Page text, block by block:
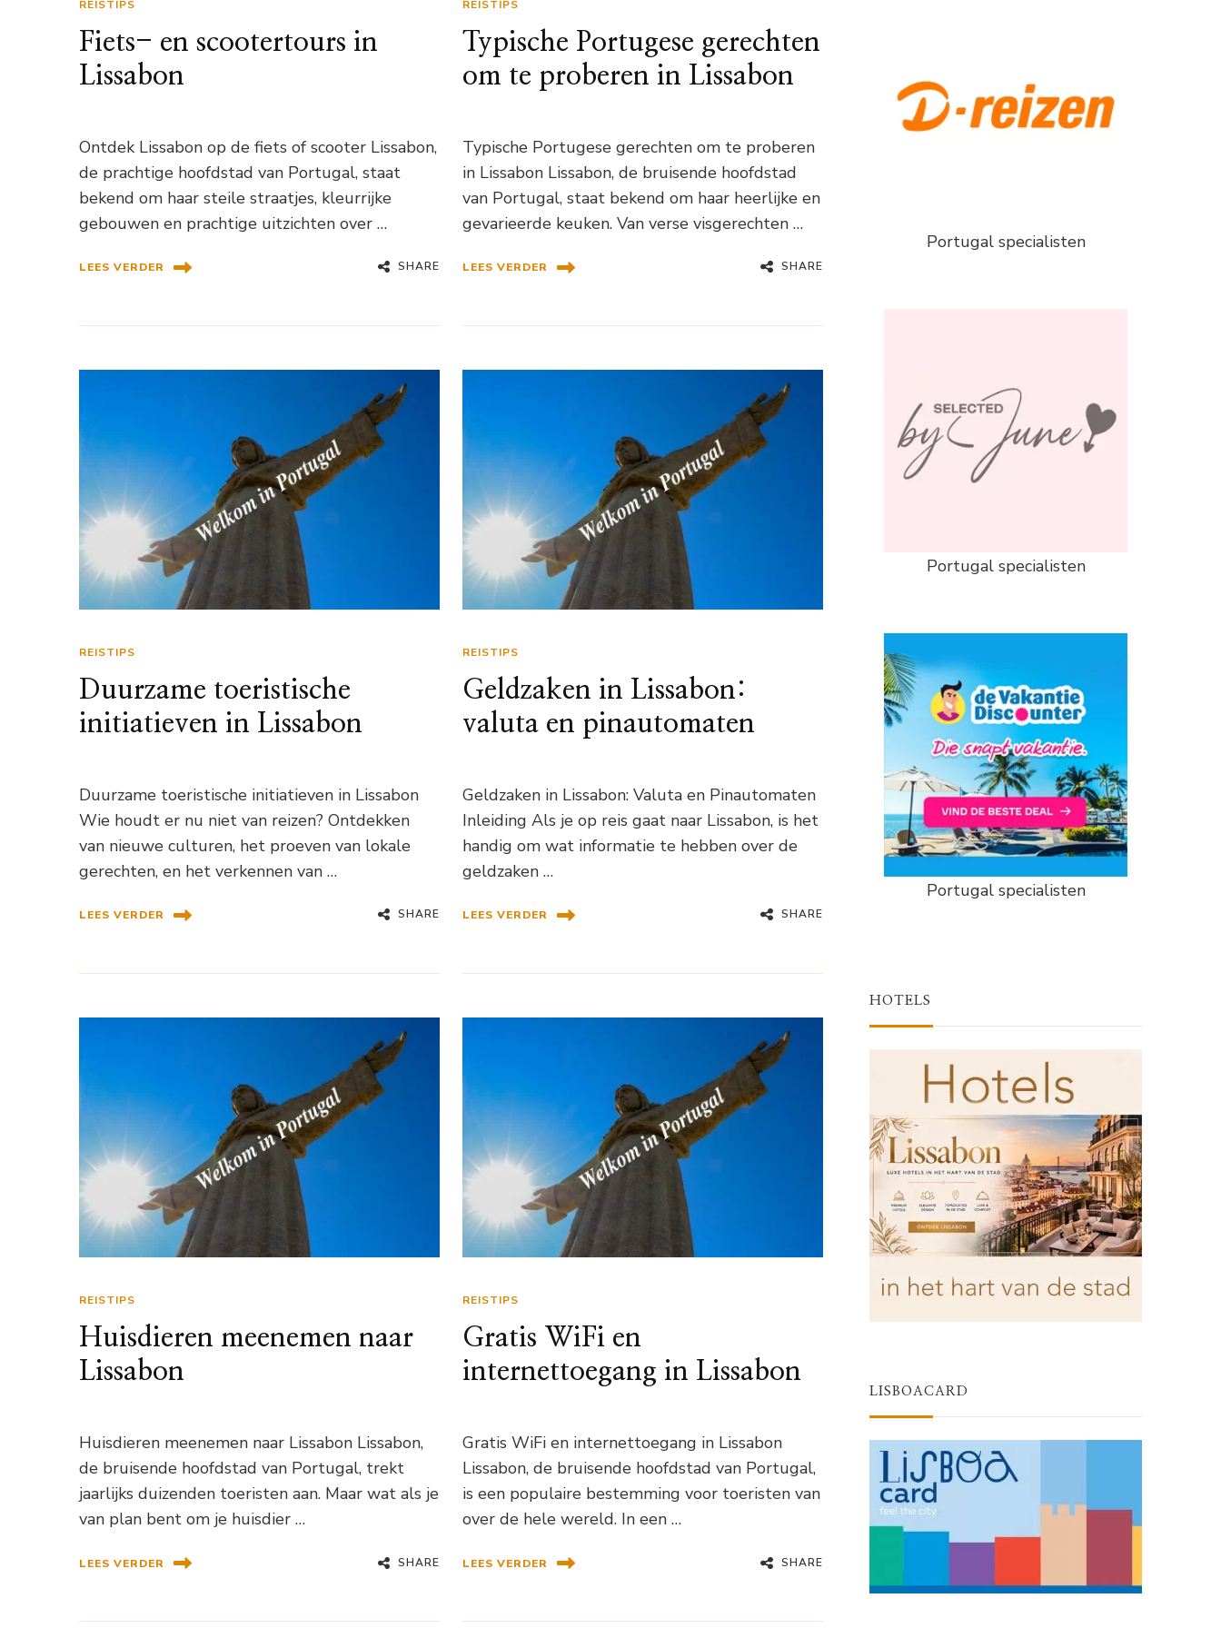
REISTIPS
Fiets- en scootertours in
Lissabon
Ontdek Lissabon op de fiets of scooter Lissabon,
de prachtige hoofdstad van Portugal, staat
bekend om haar steile straatjes, kleurrijke
gebouwen en prachtige uitzichten over …
LEES VERDER SHARE
REISTIPS
Typische Portugese gerechten
om te proberen in Lissabon
Typische Portugese gerechten om te proberen
in Lissabon Lissabon, de bruisende hoofdstad
van Portugal, staat bekend om haar heerlijke en
gevarieerde keuken. Van verse visgerechten …
LEES VERDER SHARE
REISTIPS
Duurzame toeristische
initiatieven in Lissabon
Duurzame toeristische initiatieven in Lissabon
Wie houdt er nu niet van reizen? Ontdekken
van nieuwe culturen, het proeven van lokale
gerechten, en het verkennen van …
LEES VERDER SHARE
REISTIPS
Geldzaken in Lissabon:
valuta en pinautomaten
Geldzaken in Lissabon: Valuta en Pinautomaten
Inleiding Als je op reis gaat naar Lissabon, is het
handig om wat informatie te hebben over de
geldzaken …
LEES VERDER SHARE
REISTIPS
Huisdieren meenemen naar
Lissabon
Huisdieren meenemen naar Lissabon Lissabon,
de bruisende hoofdstad van Portugal, trekt
jaarlijks duizenden toeristen aan. Maar wat als je
van plan bent om je huisdier …
LEES VERDER SHARE
REISTIPS
Gratis WiFi en
internettoegang in Lissabon
Gratis WiFi en internettoegang in Lissabon
Lissabon, de bruisende hoofdstad van Portugal,
is een populaire bestemming voor toeristen van
over de hele wereld. In een …
LEES VERDER SHARE
Portugal specialisten
Portugal specialisten
Portugal specialisten
HOTELS
LISBOACARD